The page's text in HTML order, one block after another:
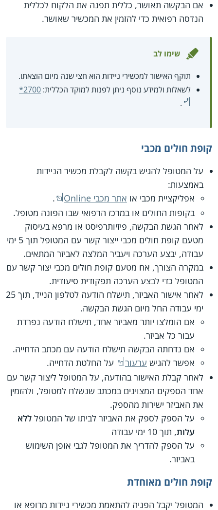
אם הבקשה תאושר, כללית תפנה את הלקוח לכללית
הנדסה רפואית כדי להזמין את המכשיר שאושר.
שימו לב
תוקף האישור למכשירי ניידות הוא חצי שנה מיום הוצאתו.
לשאלות ולמידע נוסף ניתן לפנות למוקד הכללית: *2700
.
קופת חולים מכבי
על המטופל להגיש בקשה לקבלת מכשיר הניידות
באמצעות:
אפליקציית מכבי או אתר מכבי Online
.
בקופות החולים או במרכז הרפואי שבו הפונה מטופל.
לאחר הגשת הבקשה, פיזיותרפיסט או מרפא בעיסוק
מטעם קופת חולים מכבי ייצור קשר עם המטופל תוך 5 ימי
עבודה, יבצע הערכה ויעביר המלצה לאביזר המתאים.
במקרה הצורך, אח מטעם קופת חולים מכבי יצור קשר עם
המטופל כדי לבצע הערכה תפקודית סיעודית.
לאחר אישור האביזר, תישלח הודעה לטלפון הנייד, תוך 25
ימי עבודה החל מיום הגשת הבקשה.
אם הומלצו יותר מאביזר אחד, תישלח הודעה נפרדת
עבור כל אביזר.
אם נדחתה הבקשה תישלח הודעה עם מכתב הדחייה.
אפשר להגיש ערעור
על החלטת הדחייה.
לאחר קבלת האישור בהודעה, על המטופל ליצור קשר עם
אחד הספקים המצוינים במכתב שנשלח למטופל, ולהזמין
את האביזר ישירות מהספק.
על הספק לספק את האביזר לביתו של המטופל ללא
עלות, תוך 10 ימי עבודה
על הספק להדריך את המטופל לגבי אופן השימוש
באביזר.
קופת חולים מאוחדת
המטופל יקבל הפניה להתאמת מכשירי ניידות מרופא או